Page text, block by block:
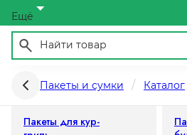
Ещё
Пакеты и сумки Каталог
Пакеты бумажные
Пакеты для кур-